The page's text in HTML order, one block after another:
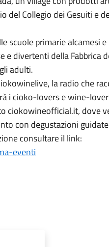
del Collegio dei Gesuiti e
scuole primarie alcamesi
divertenti della Fabbrica
adulti.
la radio che
i cioko-lovers e wine-
ciokowineofficial.it, dove
con degustazioni
consultare il link:
eventi